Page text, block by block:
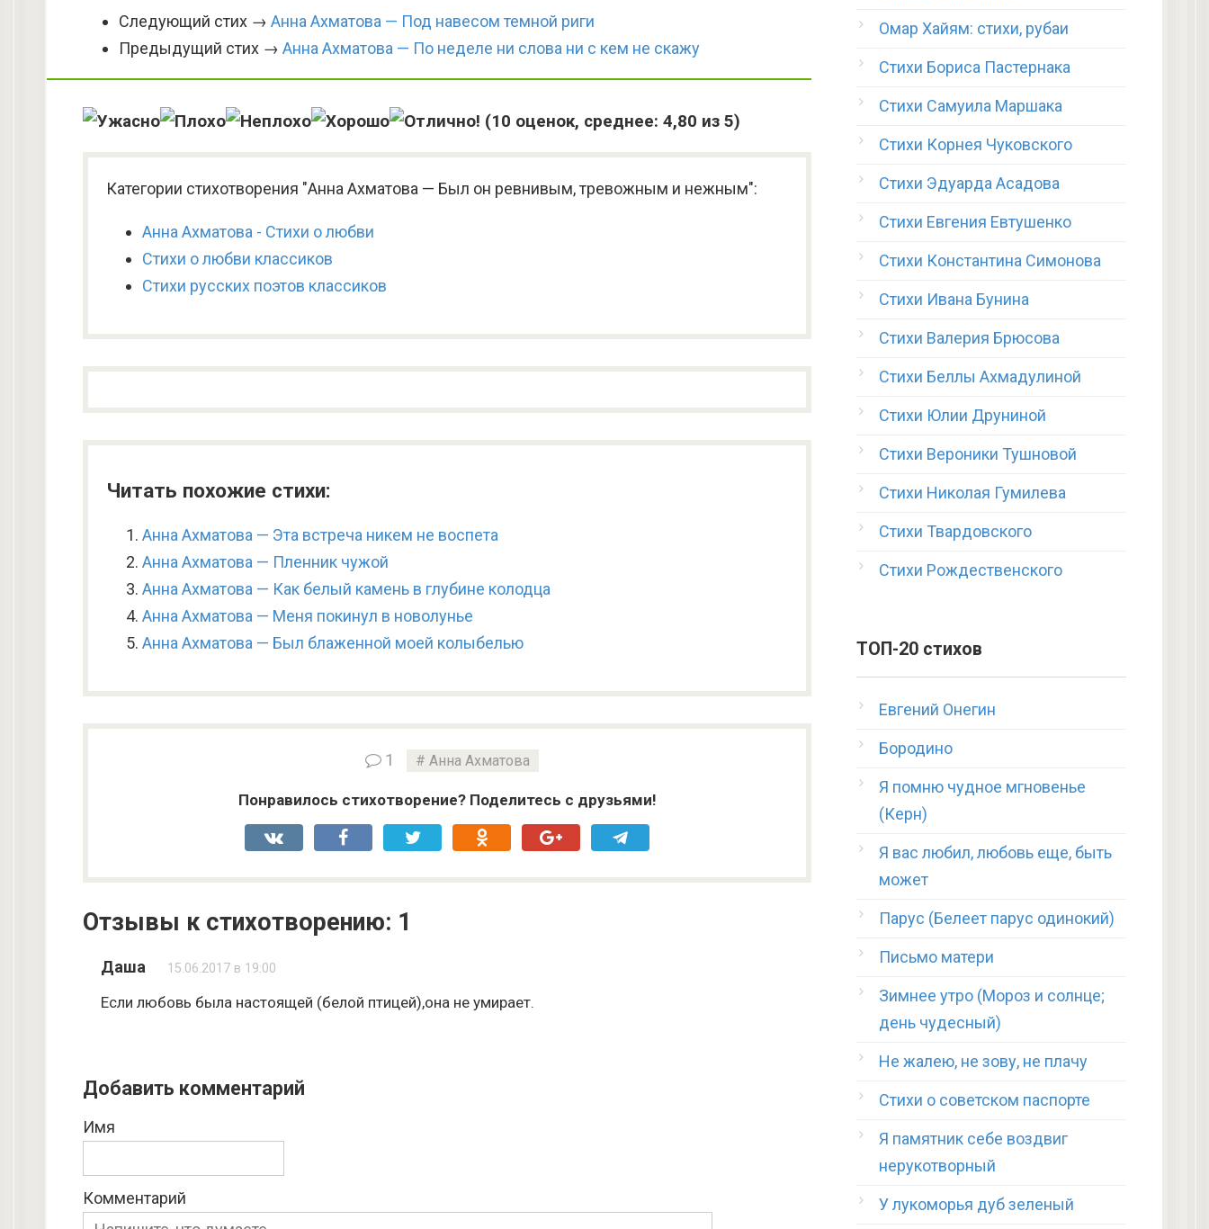
Следующий стих → Анна Ахматова — Под навесом темной риги
Предыдущий стих → Анна Ахматова — По неделе ни слова ни с кем не скажу
(10 оценок, среднее: 4,80 из 5)
Категории стихотворения "Анна Ахматова — Был он ревнивым, тревожным и нежным":
Анна Ахматова - Стихи о любви
Стихи о любви классиков
Стихи русских поэтов классиков
Читать похожие стихи:
Анна Ахматова — Эта встреча никем не воспета
Анна Ахматова — Пленник чужой
Анна Ахматова — Как белый камень в глубине колодца
Анна Ахматова — Меня покинул в новолунье
Анна Ахматова — Был блаженной моей колыбелью
1 Анна Ахматова
Понравилось стихотворение? Поделитесь с друзьями!
Отзывы к стихотворению: 1
Даша 15.06.2017 в 19:00
Если любовь была настоящей (белой птицей),она не умирает.
Добавить комментарий
Имя
Комментарий
Омар Хайям: стихи, рубаи
Стихи Бориса Пастернака
Стихи Самуила Маршака
Стихи Корнея Чуковского
Стихи Эдуарда Асадова
Стихи Евгения Евтушенко
Стихи Константина Симонова
Стихи Ивана Бунина
Стихи Валерия Брюсова
Стихи Беллы Ахмадулиной
Стихи Юлии Друниной
Стихи Вероники Тушновой
Стихи Николая Гумилева
Стихи Твардовского
Стихи Рождественского
ТОП-20 стихов
Евгений Онегин
Бородино
Я помню чудное мгновенье
(Керн)
Я вас любил, любовь еще, быть
может
Парус (Белеет парус одинокий)
Письмо матери
Зимнее утро (Мороз и солнце;
день чудесный)
Не жалею, не зову, не плачу
Стихи о советском паспорте
Я памятник себе воздвиг
нерукотворный
У лукоморья дуб зеленый